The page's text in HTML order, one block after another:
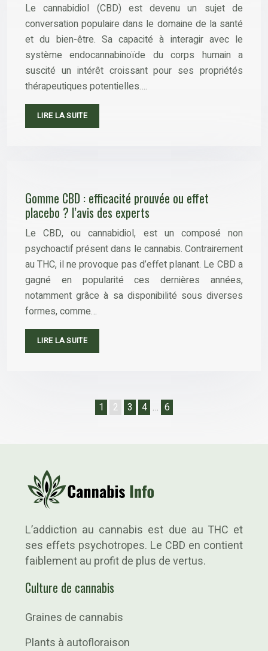
Le cannabidiol (CBD) est devenu un sujet de
conversation populaire dans le domaine de la santé
et du bien-être. Sa capacité à interagir avec le
système endocannabinoïde du corps humain a
suscité un intérêt croissant pour ses propriétés
thérapeutiques potentielles….
LIRE LA SUITE
Gomme CBD : efficacité prouvée ou effet
placebo ? l’avis des experts
Le CBD, ou cannabidiol, est un composé non
psychoactif présent dans le cannabis. Contrairement
au THC, il ne provoque pas d’effet planant. Le CBD a
gagné en popularité ces dernières années,
notamment grâce à sa disponibilité sous diverses
formes, comme…
LIRE LA SUITE
1 2 3 4 … 6
L’addiction au cannabis est due au THC et
ses effets psychotropes. Le CBD en contient
faiblement au profit de plus de vertus.
Culture de cannabis
Graines de cannabis
Plants à autofloraison